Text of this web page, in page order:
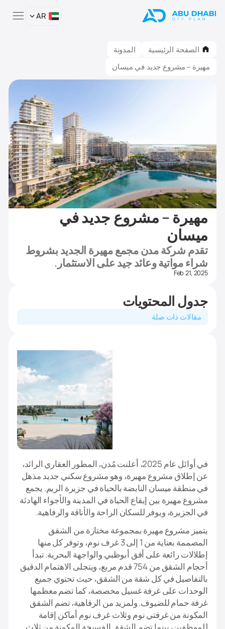
الصفحة الرئيسية
المدونة
مهيرة – مشروع جديد في ميسان
مهيرة – مشروع جديد في
ميسان
تقدم شركة مدن مجمع مهيرة الجديد بشروط
شراء مواتية وعائد جيد على الاستثمار.
Feb 21, 2025
في أوائل عام 2025، أعلنت مُدن، المطور العقاري الرائد،
عن إطلاق مشروع مهيرة، وهو مشروع سكني جديد مذهل
في منطقة ميسان النابضة بالحياة في جزيرة الريم. يجمع
مشروع مهيرة بين إيقاع الحياة في المدينة والأجواء الهادئة
في الجزيرة، ويوفر للسكان الراحة والأناقة والرفاهية.
يتميز مشروع مهيرة بمجموعة مختارة من الشقق
المصممة بعناية من 1 إلى 3 غرف نوم، وتوفر كل منها
إطلالات رائعة على أفق أبوظبي والواجهة البحرية. تبدأ
أحجام الشقق من 754 قدم مربع، ويتجلى الاهتمام الدقيق
بالتفاصيل في كل شقة من الشقق، حيث تحتوي جميع
الوحدات على غرفة غسيل مخصصة، كما تضم معظمها
غرفة حمام للضيوف. ولمزيد من الرفاهية، تضم الشقق
المكونة من غرفتي نوم وثلاث غرف نوم أماكن إقامة
جدول المحتويات
مقالات ذات صلة
AR